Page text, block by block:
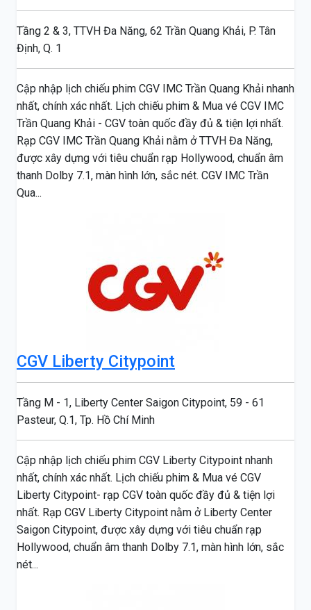
Tầng 2 & 3, TTVH Đa Năng, 62 Trần Quang Khải, P. Tân
Định, Q. 1
Cập nhập lịch chiếu phim CGV IMC Trần Quang Khải nhanh
nhất, chính xác nhất. Lịch chiếu phim & Mua vé CGV IMC
Trần Quang Khải - CGV toàn quốc đầy đủ & tiện lợi nhất.
Rạp CGV IMC Trần Quang Khải nằm ở TTVH Đa Năng,
được xây dựng với tiêu chuẩn rạp Hollywood, chuẩn âm
thanh Dolby 7.1, màn hình lớn, sắc nét. CGV IMC Trần
Qua...
CGV Liberty Citypoint
Tầng M - 1, Liberty Center Saigon Citypoint, 59 - 61
Pasteur, Q.1, Tp. Hồ Chí Minh
Cập nhập lịch chiếu phim CGV Liberty Citypoint nhanh
nhất, chính xác nhất. Lịch chiếu phim & Mua vé CGV
Liberty Citypoint- rạp CGV toàn quốc đầy đủ & tiện lợi
nhất. Rạp CGV Liberty Citypoint nằm ở Liberty Center
Saigon Citypoint, được xây dựng với tiêu chuẩn rạp
Hollywood, chuẩn âm thanh Dolby 7.1, màn hình lớn, sắc
nét...